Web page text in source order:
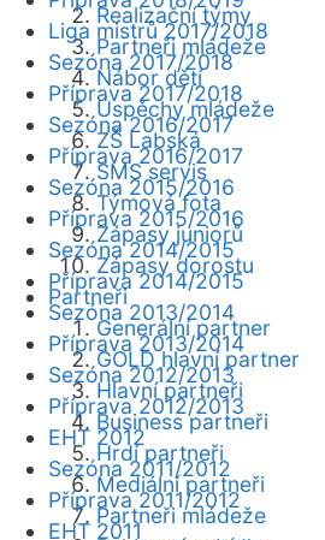
Realizační týmy
Partneři mládeže
Nábor dětí
Úspěchy mládeže
ZŠ Labská
SMS servis
Týmová fota
Zápasy juniorů
Zápasy dorostu
Partneři
Generální partner
GOLD hlavní partner
Hlavní partneři
Business partneři
Hrdí partneři
Mediální partneři
Partneři mládeže
Liga mistrů 2017/2018
Sezóna 2017/2018
Příprava 2017/2018
Sezóna 2016/2017
Příprava 2016/2017
Sezóna 2015/2016
Příprava 2015/2016
Sezóna 2014/2015
Příprava 2014/2015
Sezóna 2013/2014
Příprava 2013/2014
Sezóna 2012/2013
Příprava 2012/2013
EHT 2012
Sezóna 2011/2012
Příprava 2011/2012
EHT 2011